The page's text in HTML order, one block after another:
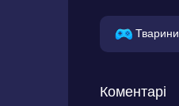
Тварини
Коментарі